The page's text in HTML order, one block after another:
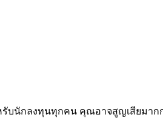
รับนักลงทุนทุกคน คุณอาจสูญเสียมาก